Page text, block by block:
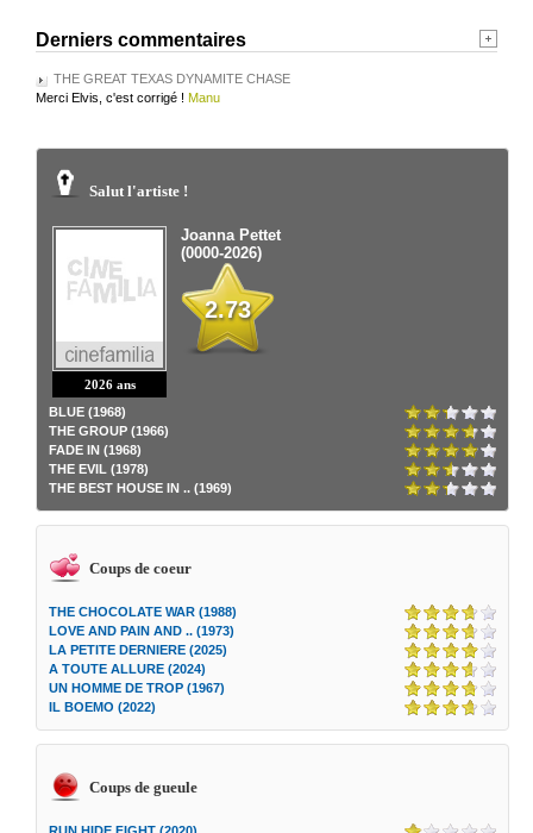
Derniers commentaires
THE GREAT TEXAS DYNAMITE CHASE
Merci Elvis, c'est corrigé ! Manu
Salut l'artiste !
2026 ans
Joanna Pettet
(0000-2026)
2.73
BLUE (1968)
THE GROUP (1966)
FADE IN (1968)
THE EVIL (1978)
THE BEST HOUSE IN .. (1969)
Coups de coeur
THE CHOCOLATE WAR (1988)
LOVE AND PAIN AND .. (1973)
LA PETITE DERNIERE (2025)
A TOUTE ALLURE (2024)
UN HOMME DE TROP (1967)
IL BOEMO (2022)
Coups de gueule